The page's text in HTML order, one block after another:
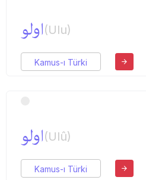
اولو(Ulu)
Kamus-ı Türki
اولو(Ulû)
Kamus-ı Türki